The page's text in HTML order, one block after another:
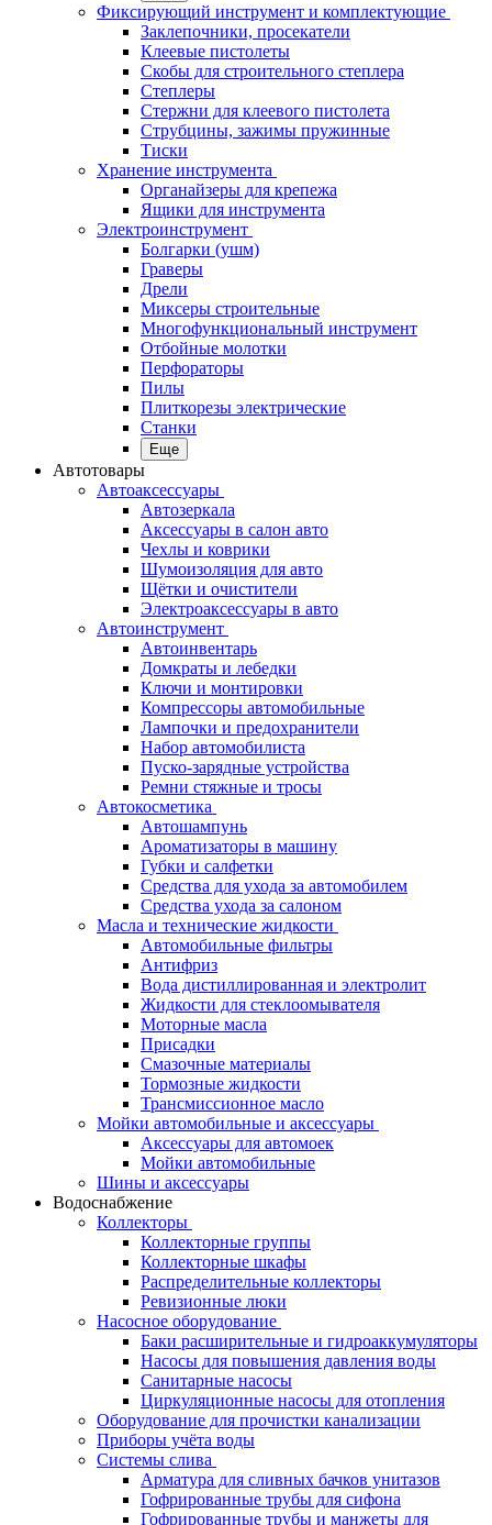
Фиксирующий инструмент и комплектующие
Заклепочники, просекатели
Клеевые пистолеты
Скобы для строительного степлера
Степлеры
Стержни для клеевого пистолета
Струбцины, зажимы пружинные
Тиски
Хранение инструмента
Органайзеры для крепежа
Ящики для инструмента
Электроинструмент
Болгарки (ушм)
Граверы
Дрели
Миксеры строительные
Многофункциональный инструмент
Отбойные молотки
Перфораторы
Пилы
Плиткорезы электрические
Станки
Еще
Автотовары
Автоаксессуары
Автозеркала
Аксессуары в салон авто
Чехлы и коврики
Шумоизоляция для авто
Щётки и очистители
Электроаксессуары в авто
Автоинструмент
Автоинвентарь
Домкраты и лебедки
Ключи и монтировки
Компрессоры автомобильные
Лампочки и предохранители
Набор автомобилиста
Пуско-зарядные устройства
Ремни стяжные и тросы
Автокосметика
Автошампунь
Ароматизаторы в машину
Губки и салфетки
Средства для ухода за автомобилем
Средства ухода за салоном
Масла и технические жидкости
Автомобильные фильтры
Антифриз
Вода дистиллированная и электролит
Жидкости для стеклоомывателя
Моторные масла
Присадки
Смазочные материалы
Тормозные жидкости
Трансмиссионное масло
Мойки автомобильные и аксессуары
Аксессуары для автомоек
Мойки автомобильные
Шины и аксессуары
Водоснабжение
Коллекторы
Коллекторные группы
Коллекторные шкафы
Распределительные коллекторы
Ревизионные люки
Насосное оборудование
Баки расширительные и гидроаккумуляторы
Насосы для повышения давления воды
Санитарные насосы
Циркуляционные насосы для отопления
Оборудование для прочистки канализации
Приборы учёта воды
Системы слива
Арматура для сливных бачков унитазов
Гофрированные трубы для сифона
Гофрированные трубы и манжеты для